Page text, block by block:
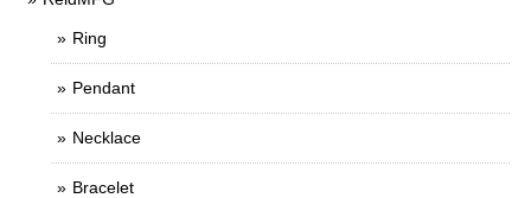
Ring
Pendant
Necklace
Bracelet